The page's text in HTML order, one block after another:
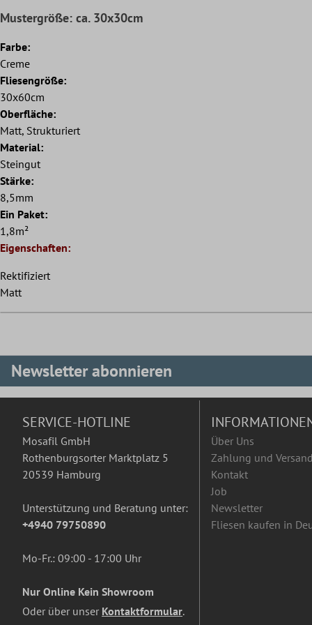
Mustergröße: ca. 30x30cm
Farbe:
Creme
Fliesengröße:
30x60cm
Oberfläche:
Matt, Strukturiert
Material:
Steingut
Stärke:
8,5mm
Ein Paket:
1,8m²
Eigenschaften:
Rektifiziert
Matt
Newsletter abonnieren
SERVICE-HOTLINE
Mosafil GmbH
Rothenburgsorter Marktplatz 5
20539 Hamburg
Unterstützung und Beratung unter:
+4940 79750890
Mo-Fr.: 09:00 - 17:00 Uhr
Nur Online Kein Showroom
Oder über unser Kontaktformular.
Über Uns
Zahlung und Versand
Kontakt
Job
Newsletter
Fliesen kaufen in